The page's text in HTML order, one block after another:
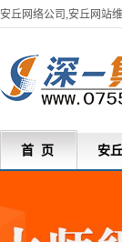
安丘网络公司,安丘网站
首 页 安